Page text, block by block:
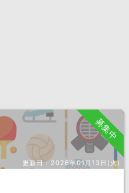
募集中
更新日： 2026年01月13日(火)